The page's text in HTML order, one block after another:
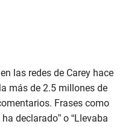
las redes de Carey hace
más de 2.5 millones de
Frases como
declarado” o “Llevaba